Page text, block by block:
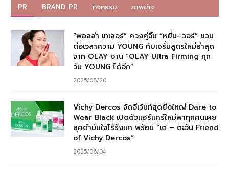
PR BRAND PR กิจกรรม ภาพข่าว
“พอลล่า เทเลอร์” ควงคู่จิ้น “หยิ่น–วอร์” ชวน
ต่อเวลาความ YOUNG กับเซรั่มสูตรใหม่ล่าสุด
จาก OLAY งาน “OLAY Ultra Firming ทุก
วัน YOUNG ได้อีก”
2025/08/20
Vichy Dercos จัดอีเว้นท์สุดยิ่งใหญ่ Dare to
Wear Black เปิดตัวแฮร์แคร์ใหม่พาทุกคนเผย
ลุคดำมั่นใจไร้รังแค พร้อม “เต – ตะวัน Friend
of Vichy Dercos”
2025/06/04